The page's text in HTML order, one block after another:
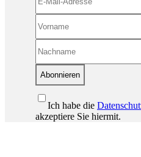
Abonnieren
Ich habe die
akzeptiere Sie hiermit.